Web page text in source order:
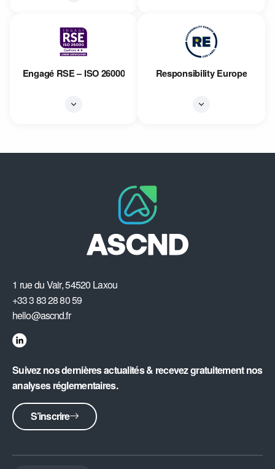
Engagé RSE – ISO 26000 Responsibility Europe
1 rue du Vair, 54520 Laxou
+33 3 83 28 80 59
hello@ascnd.fr
Suivez nos dernières actualités & recevez gratuitement nos
analyses réglementaires.
S’inscrire